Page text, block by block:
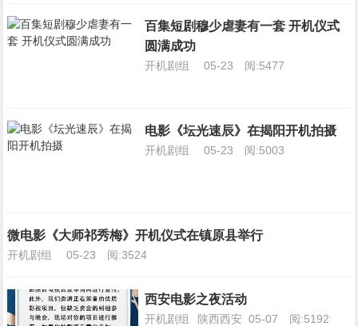
百集短剧穆少虐妻有一套 开机仪式
圆满成功
开机剧组 05-23 阅:5477
电影《坛光速辰》在揭阳开机拍摄
开机剧组 05-23 阅:5003
微电影《大师祁秀梅》开机仪式在镇原县举行
开机剧组 05-23 阅:3524
西安电影之夜活动
开机剧组 陕西西安05-07 阅:5192